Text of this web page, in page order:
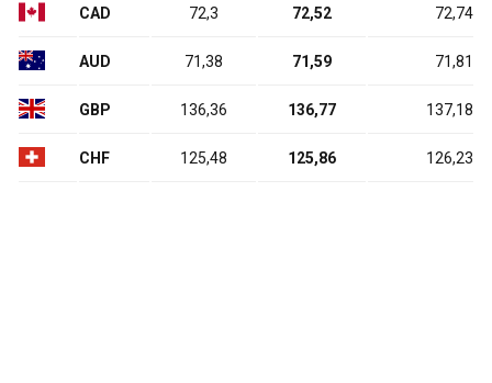
CAD 72,3 72,52 72,74
AUD 71,38 71,59 71,81
GBP 136,36 136,77 137,18
CHF 125,48 125,86 126,23